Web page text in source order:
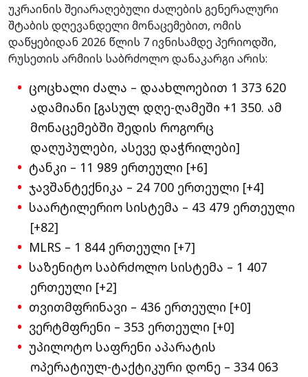
უკრაინის შეიარაღებული ძალების გენერალური
შტაბის დღევანდელი მონაცემებით, ომის
დაწყებიდან 2026 წლის 7 ივნისამდე პერიოდში,
რუსეთის არმიის საბრძოლო დანაკარგი არის:
ცოცხალი ძალა – დაახლოებით 1 373 620
ადამიანი [გასულ დღე-ღამეში +1 350. ამ
მონაცემებში შედის როგორც
დაღუპულები, ასევე დაჭრილები]
ტანკი – 11 989 ერთეული [+6]
ჯავშანტექნიკა – 24 700 ერთეული [+4]
საარტილერიო სისტემა – 43 479 ერთეული
[+82]
MLRS – 1 844 ერთეული [+7]
საზენიტო საბრძოლო სისტემა – 1 407
ერთეული [+2]
თვითმფრინავი – 436 ერთეული [+0]
ვერტმფრენი – 353 ერთეული [+0]
უპილოტო საფრენი აპარატის
ოპერატიულ-ტაქტიკური დონე – 334 063